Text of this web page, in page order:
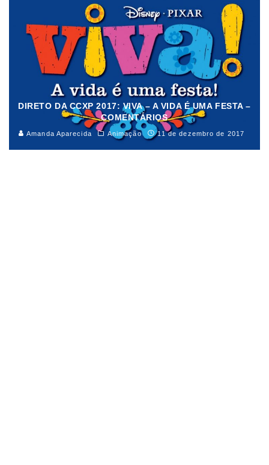
DIRETO DA CCXP 2017: VIVA – A VIDA É UMA FESTA –
COMENTÁRIOS
Amanda Aparecida Animação 11 de dezembro de 2017